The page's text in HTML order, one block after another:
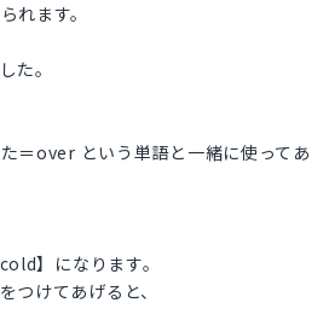
れます。
た。
＝over という単語と一緒に使ってあ
】になります。
つけてあげると、